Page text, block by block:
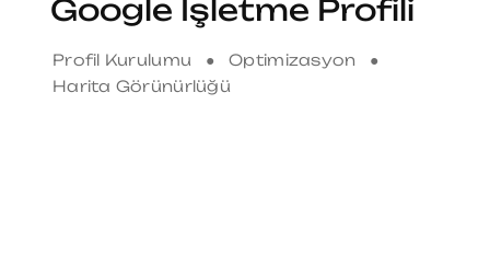
Google İşletme Profili
Profil Kurulumu ● Optimizasyon ●
Harita Görünürlüğü